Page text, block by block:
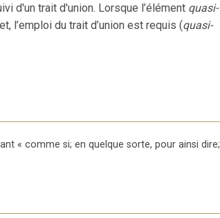
d'un trait d'union. Lorsque l’élément quasi-
l’emploi du trait d’union est requis (quasi-
« comme si; en quelque sorte, pour ainsi dire;